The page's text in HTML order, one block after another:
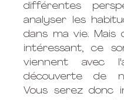
différentes
analyser les
dans ma vie. Mais
intéressant, ce
viennent avec
découverte de
Vous serez donc